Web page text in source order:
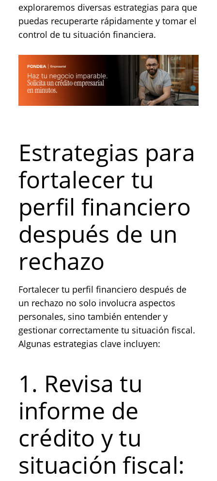
exploraremos diversas estrategias para que
puedas recuperarte rápidamente y tomar el
control de tu situación financiera.
Estrategias para
fortalecer tu
perfil financiero
después de un
rechazo
Fortalecer tu perfil financiero después de
un rechazo no solo involucra aspectos
personales, sino también entender y
gestionar correctamente tu situación fiscal.
Algunas estrategias clave incluyen:
1. Revisa tu
informe de
crédito y tu
situación fiscal: